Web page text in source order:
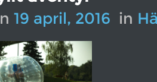
19 april, 2016 in